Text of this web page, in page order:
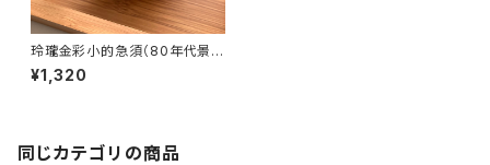
玲瓏金彩小的急須（80年代景徳
鎮デッドストック）
¥1,320
同じカテゴリの商品